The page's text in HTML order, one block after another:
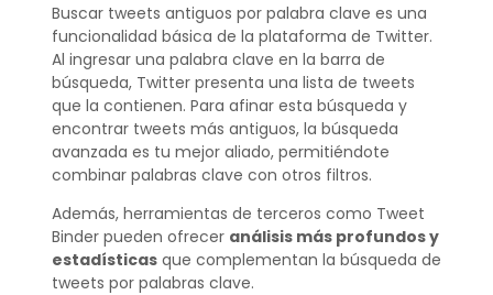
Buscar tweets antiguos por palabra clave es una
funcionalidad básica de la plataforma de Twitter.
Al ingresar una palabra clave en la barra de
búsqueda, Twitter presenta una lista de tweets
que la contienen. Para afinar esta búsqueda y
encontrar tweets más antiguos, la búsqueda
avanzada es tu mejor aliado, permitiéndote
combinar palabras clave con otros filtros.
Además, herramientas de terceros como Tweet
Binder pueden ofrecer análisis más profundos y
estadísticasque complementan la búsqueda de
tweets por palabras clave.